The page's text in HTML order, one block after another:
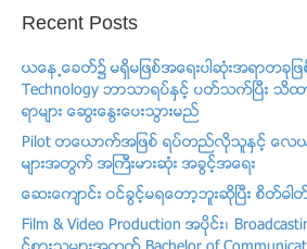
Recent Posts
ယေန႕ေခတ္၌ မရွိမျဖစ္အေရးပါဆံုးအရာတခုျ
Technology ဘာသာရပ္ႏွင့္ ပတ္သက္ၿပီး သိ
ရာမ်ား ေဆြးေႏြးေပးသြားမည္
Pilot တေယာက္အျဖစ္ ရပ္တည္လိုသူႏွင့္ ​ေလယ
မ်ားအတြက္ အႀကီးမားဆံုး အခြင့္အေရး
ေဆးေက်ာင္း ဝင္ခြင့္မရေတာ့ဘူးဆိုၿပီး စိတ္ဓါတ္
Film & Video Production အပုိင္း၊